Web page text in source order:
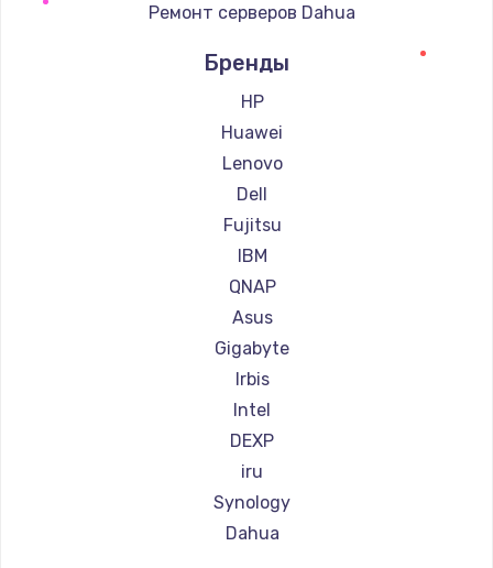
Ремонт серверов Dahua
Бренды
HP
Huawei
Lenovo
Dell
Fujitsu
IBM
QNAP
Asus
Gigabyte
Irbis
Intel
DEXP
iru
Synology
Dahua